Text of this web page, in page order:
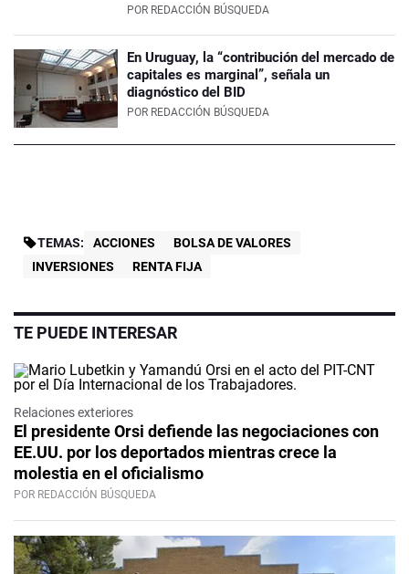
POR REDACCIÓN BÚSQUEDA
En Uruguay, la “contribución del mercado de
capitales es marginal”, señala un
diagnóstico del BID
POR REDACCIÓN BÚSQUEDA
TEMAS: ACCIONES
BOLSA DE VALORES
INVERSIONES
RENTA FIJA
TE PUEDE INTERESAR
Relaciones exteriores
El presidente Orsi defiende las negociaciones con
EE.UU. por los deportados mientras crece la
molestia en el oficialismo
POR REDACCIÓN BÚSQUEDA